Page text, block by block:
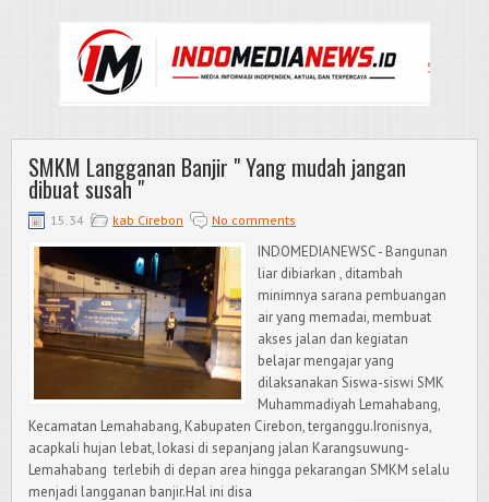
SMKM Langganan Banjir " Yang mudah jangan
dibuat susah "
15.34 kab Cirebon No comments
INDOMEDIANEWSC - Bangunan
liar dibiarkan , ditambah
minimnya sarana pembuangan
air yang memadai, membuat
akses jalan dan kegiatan
belajar mengajar yang
dilaksanakan Siswa-siswi SMK
Muhammadiyah Lemahabang,
Kecamatan Lemahabang, Kabupaten Cirebon, terganggu.Ironisnya,
acapkali hujan lebat, lokasi di sepanjang jalan Karangsuwung-
Lemahabang terlebih di depan area hingga pekarangan SMKM selalu
menjadi langganan banjir.Hal ini disa